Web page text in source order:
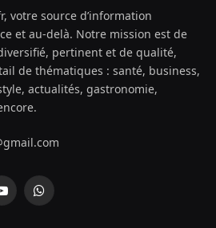
votre source d’information
et au-delà. Notre mission est de
pertinent et de qualité,
de thématiques : santé, business,
actualités, gastronomie,
YouTubeWhatsApp